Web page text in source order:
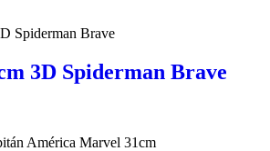
3D Spiderman Brave